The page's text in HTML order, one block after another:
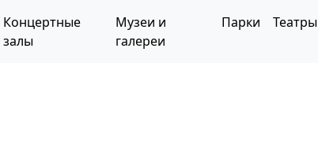
Концертные
залы
Музеи и
галереи
Парки Театры